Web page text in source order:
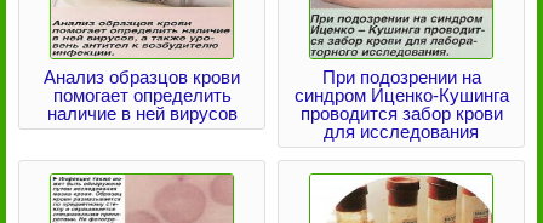
Анализ образцов крови
помогает определить
наличие в ней вирусов
При подозрении на
синдром Иценко-Кушинга
проводится забор крови
для исследования